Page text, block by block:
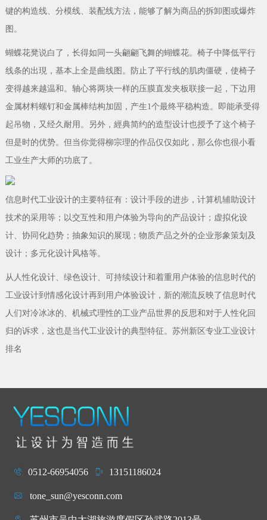
键的构造线、分模线、装配线方法，能够了解为商品的拆卸图或爆炸
图。
蝴蝶花凳说白了，长得如同一头翩翩飞舞的蝴蝶花。椅子中降低平行
线条的出現，基本上全是曲线图。防止了平行线的肌肉僵硬，使椅子
变得越来越温和。轴心将两块一样的压膜直发夹板联接一起，下边用
金属材料螺钉和金属棒结构加固，产生1个最终平稳构造。即能承受得
起吊物，又经久耐用。另外，經典简约的造型设计也授予了这个椅子
但是时的优势。但当你觉得柳宗理的作品仅仅如此，那么你也很小看
工业生产大师的功底了。
信息时代工业设计的主要特征有：设计手段的进步，计算机辅助设计
技术的采用等；以交互性和用户体验为导向的产品设计；虚拟化设
计、协同化趋势；抽象知识的展现；物质产品之外的企业形象策划及
设计；多元化设计风格等。
从人性化设计、绿色设计、可持续设计和着重用户体验的信息时代的
工业设计到情感化设计再到用户体验设计，新的潮流反映了信息时代
人们对冷冰冰的、机械式理性的工业产品世界的反思和对于人性化回
归的诉求，这也是当代工业设计的典型特征。苏州新区专业工业设计
排名
0512-66954056 13151186024
tone_sun@yesconn.com